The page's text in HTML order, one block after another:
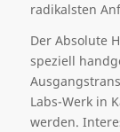
radikalsten
Der Absolute
speziell
Labs-Werk in
werden.